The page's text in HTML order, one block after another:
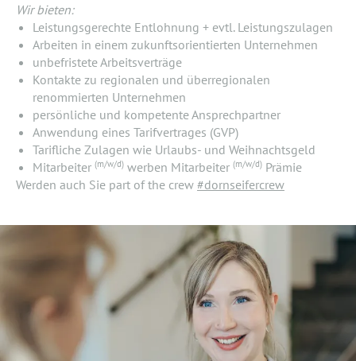
Wir bieten:
Leistungsgerechte Entlohnung + evtl. Leistungszulagen
Arbeiten in einem zukunftsorientierten Unternehmen
unbefristete Arbeitsverträge
Kontakte zu regionalen und überregionalen
renommierten Unternehmen
persönliche und kompetente Ansprechpartner
Anwendung eines Tarifvertrages (GVP)
Tarifliche Zulagen wie Urlaubs- und Weihnachtsgeld
Mitarbeiter (m/w/d)werben Mitarbeiter (m/w/d)Prämie
Werden auch Sie part of the crew #dornseifercrew